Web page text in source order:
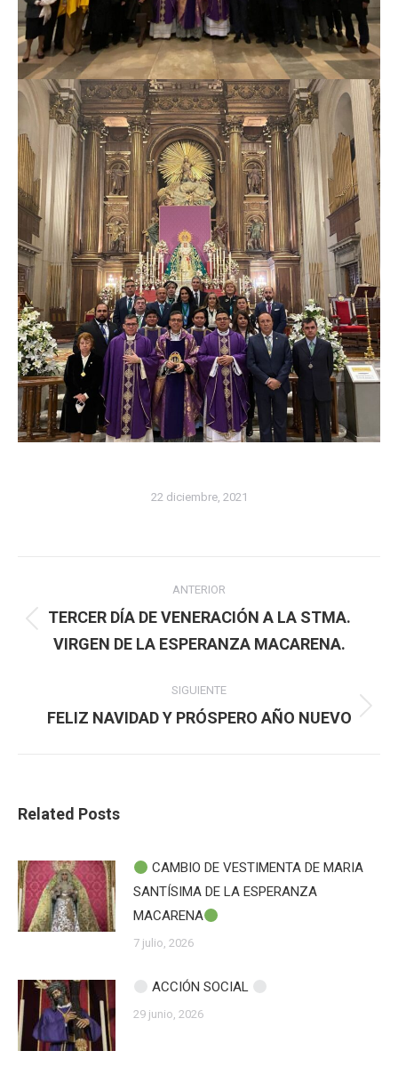
22 diciembre, 2021
entre
publicaciones
ANTERIOR
anterior:
TERCER DÍA DE VENERACIÓN A LA STMA.
VIRGEN DE LA ESPERANZA MACARENA.
SIGUIENTE
Publicación
FELIZ NAVIDAD Y PRÓSPERO AÑO NUEVO
Related Posts
CAMBIO DE VESTIMENTA DE MARIA
SANTÍSIMA DE LA ESPERANZA
MACARENA
7 julio, 2026
ACCIÓN SOCIAL
29 junio, 2026